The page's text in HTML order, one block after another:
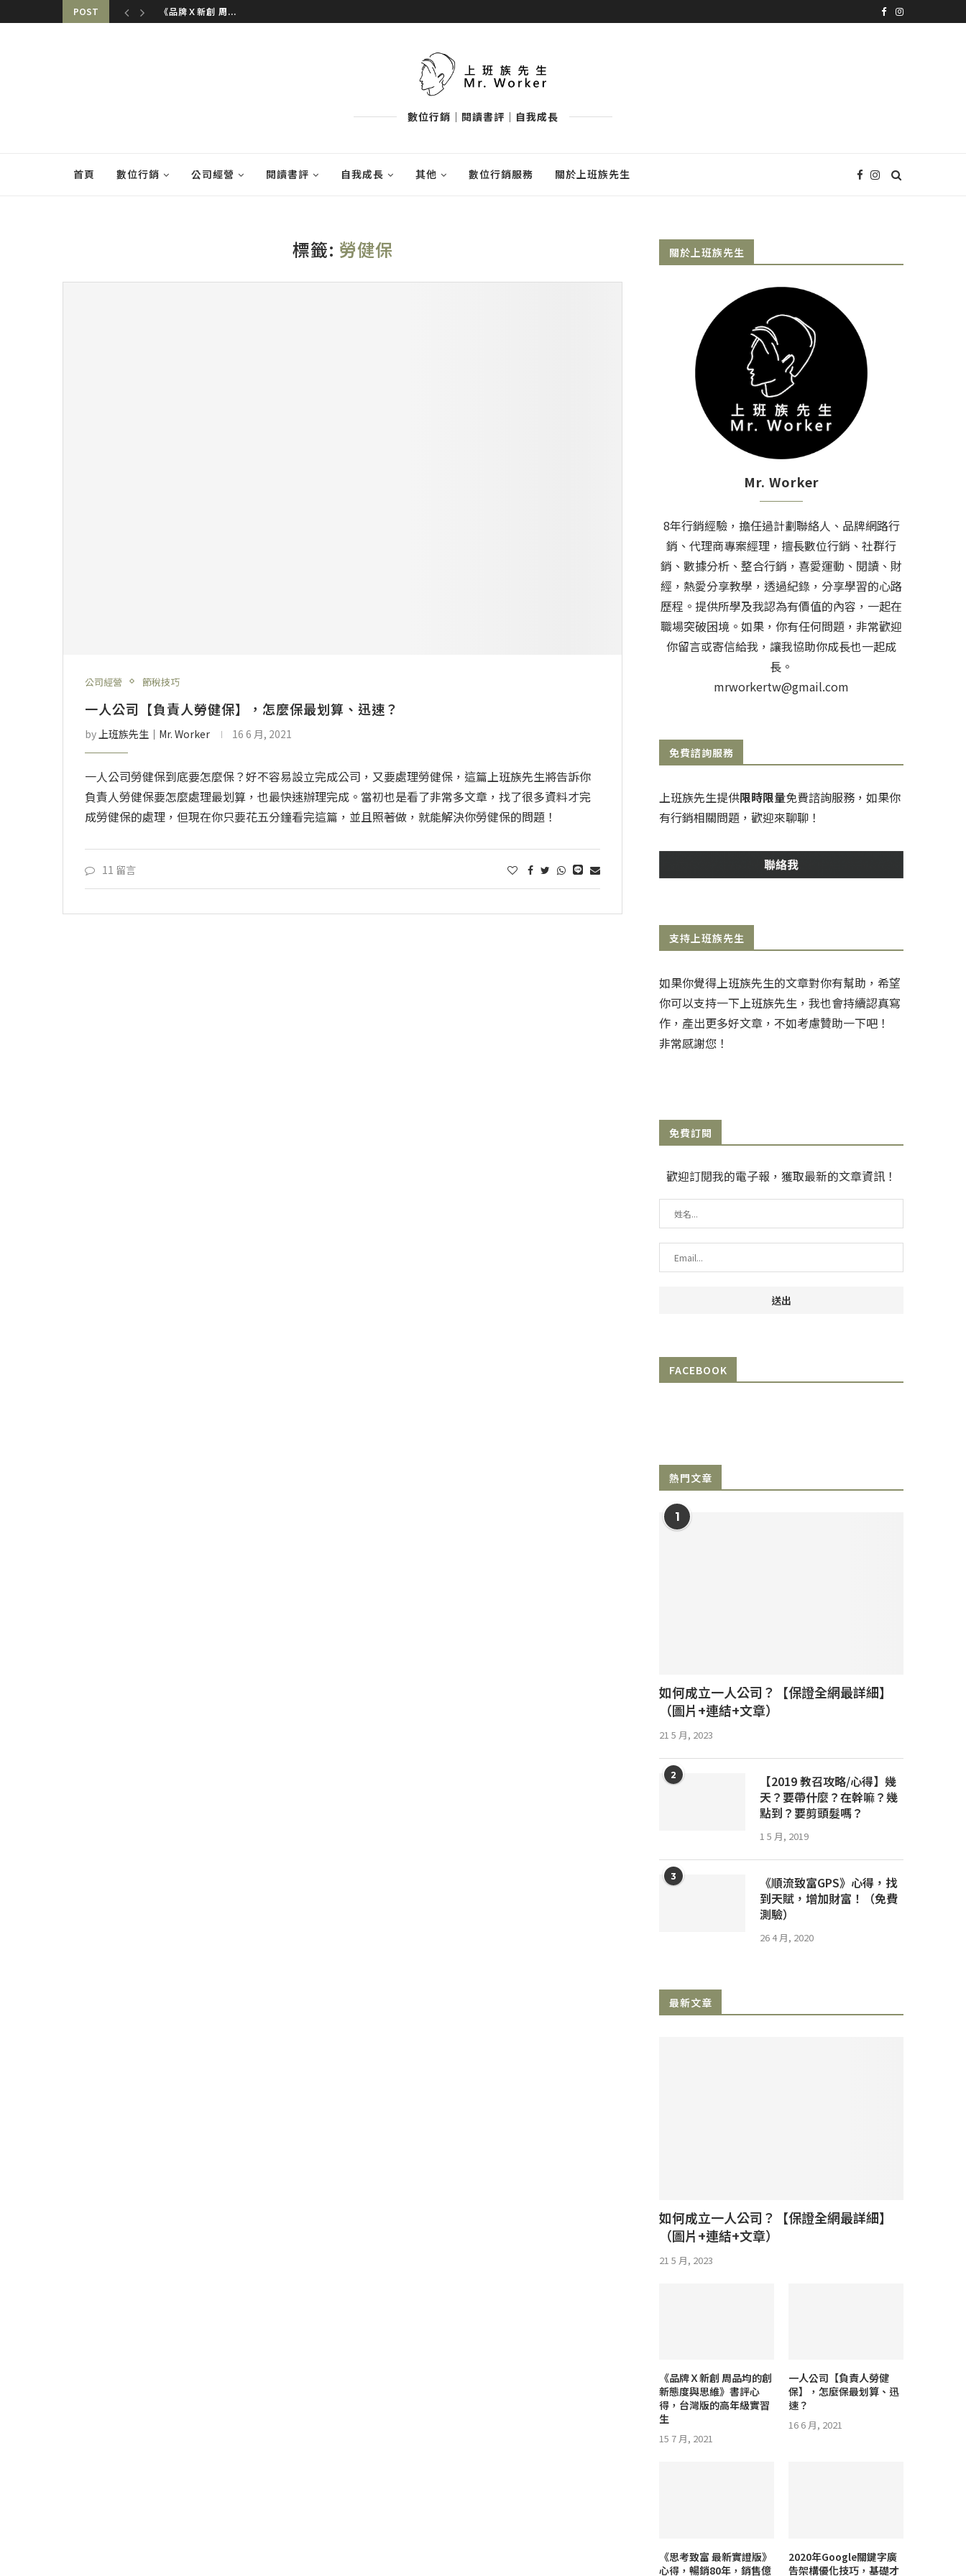
POST
一人公司【負責人...
數位行銷｜閱讀書評｜自我成長
首頁 數位行銷 公司經營 閱讀書評 自我成長 其他 數位行銷服務 關於上班族先生
標籤: 勞健保
公司經營 節稅技巧
一人公司【負責人勞健保】，怎麼保最划算、迅速？
by 上班族先生│Mr. Worker 16 6 月, 2021
一人公司勞健保到底要怎麼保？好不容易設立完成公司，又要處理勞健保，這篇上班族先生將告訴你
負責人勞健保要怎麼處理最划算，也最快速辦理完成。當初也是看了非常多文章，找了很多資料才完
成勞健保的處理，但現在你只要花五分鐘看完這篇，並且照著做，就能解決你勞健保的問題！
11 留言
關於上班族先生
Mr. Worker
8年行銷經驗，擔任過計劃聯絡人、品牌網路行
銷、代理商專案經理，擅長數位行銷、社群行
銷、數據分析、整合行銷，喜愛運動、閱讀、財
經，熱愛分享教學，透過紀錄，分享學習的心路
歷程。提供所學及我認為有價值的內容，一起在
職場突破困境。如果，你有任何問題，非常歡迎
你留言或寄信給我，讓我協助你成長也一起成
長。
mrworkertw@gmail.com
免費諮詢服務
上班族先生提供限時限量免費諮詢服務，如果你
有行銷相關問題，歡迎來聊聊！
支持上班族先生
如果你覺得上班族先生的文章對你有幫助，希望
你可以支持一下上班族先生，我也會持續認真寫
作，產出更多好文章，不如考慮贊助一下吧！
非常感謝您！
免費訂閱
歡迎訂閱我的電子報，獲取最新的文章資訊！
FACEBOOK
熱門文章
1
如何成立一人公司？【保證全網最詳細】
（圖片+連結+文章）
21 5 月, 2023
2
【2019 教召攻略/心得】幾
天？要帶什麼？在幹嘛？幾
點到？要剪頭髮嗎？
1 5 月, 2019
3
《順流致富GPS》心得，找
到天賦，增加財富！（免費
測驗）
26 4 月, 2020
最新文章
如何成立一人公司？【保證全網最詳細】
（圖片+連結+文章）
21 5 月, 2023
《品牌Ｘ新創 周品均的創
新態度與思維》書評心
得，台灣版的高年級實習
生
15 7 月, 2021
一人公司【負責人勞健
保】，怎麼保最划算、迅
速？
16 6 月, 2021
《思考致富 最新實證版》
心得，暢銷80年，銷售億
2020年Google關鍵字廣
告架構優化技巧，基礎才